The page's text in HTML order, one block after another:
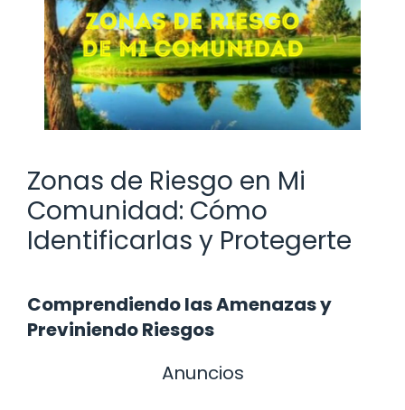
Zonas de Riesgo en Mi
Comunidad: Cómo
Identificarlas y Protegerte
Comprendiendo las Amenazas y
Previniendo Riesgos
Anuncios